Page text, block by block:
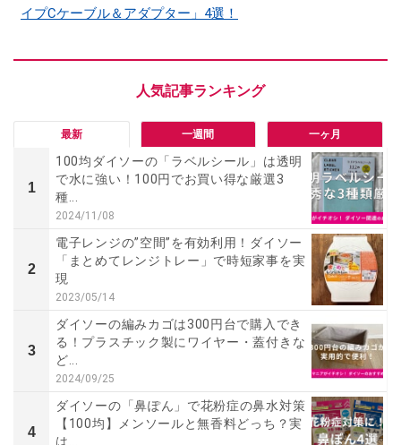
イプCケーブル＆アダプター」4選！
最新 一週間 一ヶ月
1
100均ダイソーの「ラベルシール」は透明
で水に強い！100円でお買い得な厳選3
種...
2024/11/08
2
電子レンジの”空間”を有効利用！ダイソー
「まとめてレンジトレー」で時短家事を実
現
2023/05/14
3
ダイソーの編みカゴは300円台で購入でき
る！プラスチック製にワイヤー・蓋付きな
ど...
2024/09/25
4
ダイソーの「鼻ぽん」で花粉症の鼻水対策
【100均】メンソールと無香料どっち？実
は...